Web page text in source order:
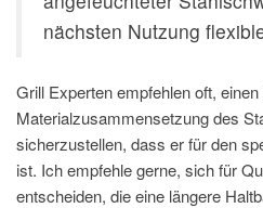
nächsten Nutzung
Grill Experten empfehlen oft,
Materialzusammensetzung des
sicherzustellen, dass er für den
ist. Ich empfehle gerne, sich für
entscheiden, die eine längere